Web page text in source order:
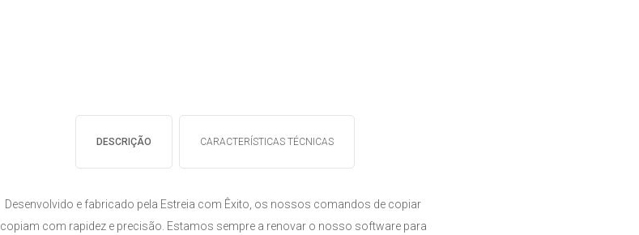
DESCRIÇÃO CARACTERÍSTICAS TÉCNICAS
Desenvolvido e fabricado pela Estreia com Êxito, os nossos comandos de copiar
copiam com rapidez e precisão. Estamos sempre a renovar o nosso software para